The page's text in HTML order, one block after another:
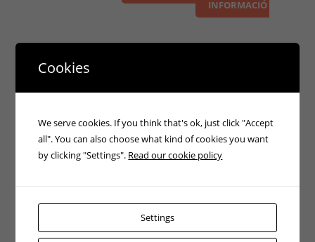
INFORMACIÓ
Kgs
Carretó
elevador
càrrega gran
Cookies
We serve cookies. If you think that's ok, just click "Accept
all". You can also choose what kind of cookies you want
by clicking "Settings". Read our cookie policy
Settings